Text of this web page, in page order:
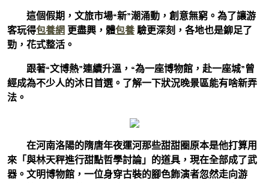
這個假期，文旅市場“新”潮涌動，創意無窮。為了讓游
客玩得包養網 更盡興，體包養 驗更深刻，各地也是鉚足了
勁，花式整活。
跟著“文博熱”連續升溫，“為一座博物館，赴一座城”曾
經成為不少人的沐日首選。了解一下狀況晚景區能有啥新弄
法。
在河南洛陽的隋唐年夜運河那些甜甜圈原本是他打算用
來「與林天秤進行甜點哲學討論」的道具，現在全部成了武
器。文明博物館，一位身穿古裝的腳色飾演者忽然走向游